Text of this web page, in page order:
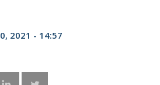
2021 - 14:57